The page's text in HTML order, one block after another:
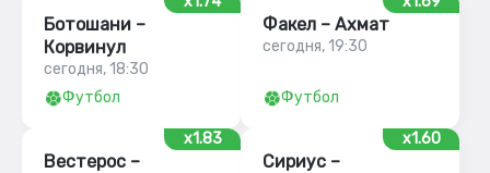
Ботошани –
Корвинул
сегодня, 18:30
Футбол
Факел – Ахмат
сегодня, 19:30
Футбол
x1.83
Вестерос –
x1.60
Сириус –